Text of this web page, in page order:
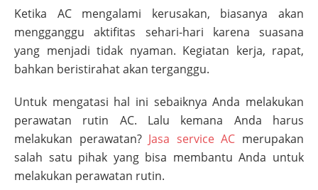
Ketika AC mengalami kerusakan, biasanya akan
mengganggu aktifitas sehari-hari karena suasana
yang menjadi tidak nyaman. Kegiatan kerja, rapat,
bahkan beristirahat akan terganggu.
Untuk mengatasi hal ini sebaiknya Anda melakukan
perawatan rutin AC. Lalu kemana Anda harus
melakukan perawatan? Jasa service AC merupakan
salah satu pihak yang bisa membantu Anda untuk
melakukan perawatan rutin.